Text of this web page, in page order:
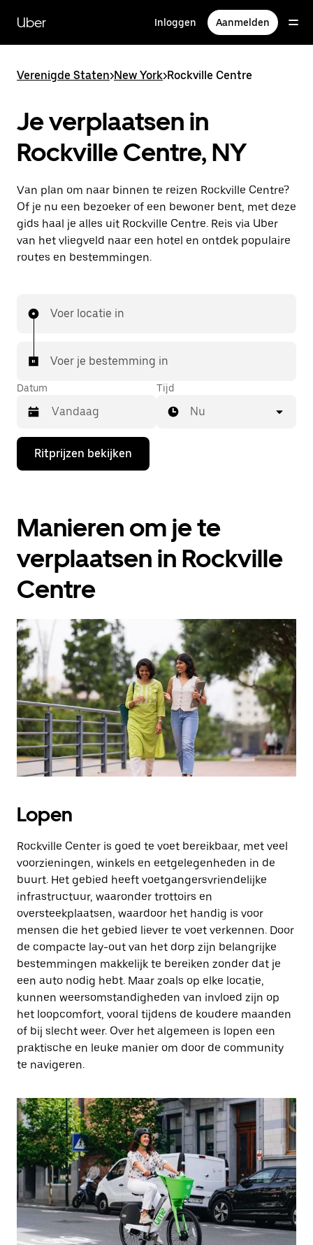
naar
hoofdinhoud
Uber Inloggen Aanmelden
Verenigde Staten>New York>Rockville Centre
Je verplaatsen in
Rockville Centre, NY
Van plan om naar binnen te reizen Rockville Centre?
Of je nu een bezoeker of een bewoner bent, met deze
gids haal je alles uit Rockville Centre. Reis via Uber
van het vliegveld naar een hotel en ontdek populaire
routes en bestemmingen.
Voer locatie in
Voer je bestemming in
Datum
Druk
de
de
agenda
openen
een
datum
selecteren.
Druk
op
Escape
om
de
agenda
te
sluiten.
Tijd
Nu
Ritprijzen bekijken
Manieren om je te
verplaatsen in Rockville
Centre
Lopen
Rockville Center is goed te voet bereikbaar, met veel
voorzieningen, winkels en eetgelegenheden in de
buurt. Het gebied heeft voetgangersvriendelijke
infrastructuur, waaronder trottoirs en
oversteekplaatsen, waardoor het handig is voor
mensen die het gebied liever te voet verkennen. Door
de compacte lay-out van het dorp zijn belangrijke
bestemmingen makkelijk te bereiken zonder dat je
een auto nodig hebt. Maar zoals op elke locatie,
kunnen weersomstandigheden van invloed zijn op
het loopcomfort, vooral tijdens de koudere maanden
of bij slecht weer. Over het algemeen is lopen een
praktische en leuke manier om door de community
te navigeren.